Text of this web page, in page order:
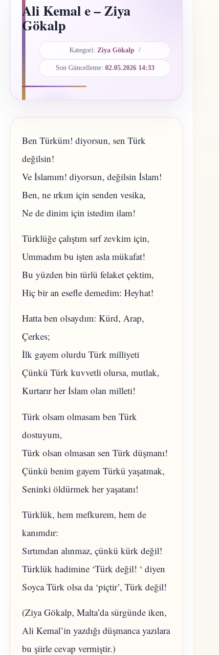
Ali Kemal e – Ziya
Gökalp
Kategori: Ziya Gökalp
Son Güncelleme: 02.05.2026 14:33
Ben Türküm! diyorsun, sen Türk
değilsin!
Ve İslamım! diyorsun, değilsin İslam!
Ben, ne ırkım için senden vesika,
Ne de dinim için istedim ilam!
Türklüğe çalıştım sırf zevkim için,
Ummadım bu işten asla mükafat!
Bu yüzden bin türlü felaket çektim,
Hiç bir an esefle demedim: Heyhat!
Hatta ben olsaydım: Kürd, Arap,
Çerkes;
İlk gayem olurdu Türk milliyeti
Çünkü Türk kuvvetli olursa, mutlak,
Kurtarır her İslam olan milleti!
Türk olsam olmasam ben Türk
dostuyum,
Türk olsan olmasan sen Türk düşmanı!
Çünkü benim gayem Türkü yaşatmak,
Seninki öldürmek her yaşatanı!
Türklük, hem mefkurem, hem de
kanımdır:
Sırtımdan alınmaz, çünkü kürk değil!
Türklük hadimine ‘Türk değil! ‘ diyen
Soyca Türk olsa da ‘piçtir’, Türk değil!
(Ziya Gökalp, Malta’da sürgünde iken,
Ali Kemal’in yazdığı düşmanca yazılara
bu şiirle cevap vermiştir.)